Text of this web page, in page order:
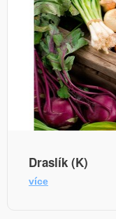
Draslík (K)
více